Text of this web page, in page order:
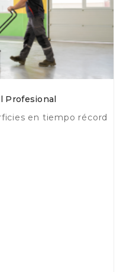
Profesional
en tiempo récord